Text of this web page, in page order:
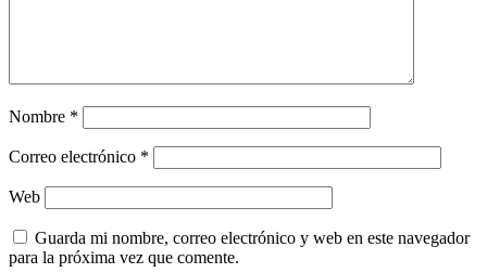
Nombre *
Correo electrónico *
Web
Guarda mi nombre, correo electrónico y web en este navegador
para la próxima vez que comente.